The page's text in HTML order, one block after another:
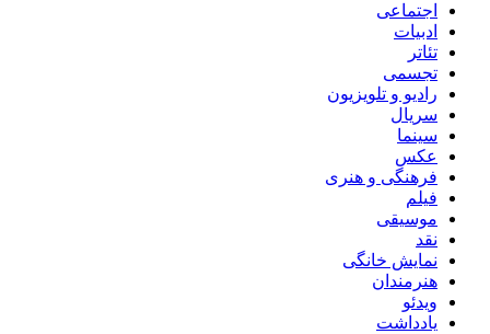
اجتماعی
ادبیات
تئاتر
تجسمی
رادیو و تلویزیون
سریال
سینما
عکس
فرهنگی و هنری
فیلم
موسیقی
نقد
نمایش خانگی
هنرمندان
ویدئو
یادداشت